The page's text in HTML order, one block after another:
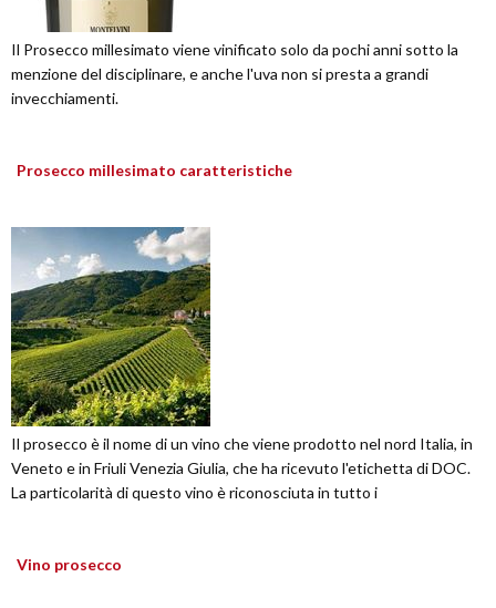
Il Prosecco millesimato viene vinificato solo da pochi anni sotto la
menzione del disciplinare, e anche l'uva non si presta a grandi
invecchiamenti.
Prosecco millesimato caratteristiche
Il prosecco è il nome di un vino che viene prodotto nel nord Italia, in
Veneto e in Friuli Venezia Giulia, che ha ricevuto l'etichetta di DOC.
La particolarità di questo vino è riconosciuta in tutto i
Vino prosecco